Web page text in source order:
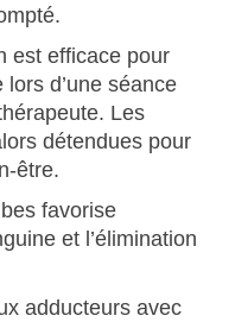
est efficace pour
d’une séance
Les
détendues pour
être.
favorise
et l’élimination
adducteurs avec